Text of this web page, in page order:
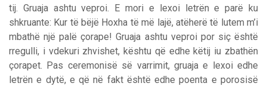
tij. Gruaja ashtu veproi. E mori e lexoi letrën e parë ku
shkruante: Kur të bëjë Hoxha të më lajë, atëherë të lutem m’i
mbathë një palë çorape! Gruaja ashtu veproi por siç është
rregulli, i vdekuri zhvishet, kështu që edhe këtij iu zbathën
çorapet. Pas ceremonisë së varrimit, gruaja e lexoi edhe
letrën e dytë, e që në fakt është edhe poenta e porosisë